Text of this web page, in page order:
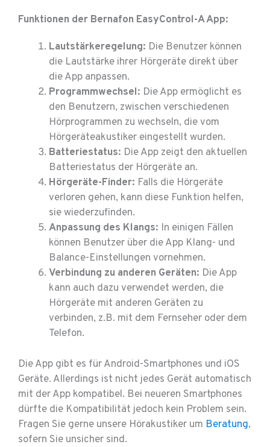
Funktionen der Bernafon EasyControl-A App:
Lautstärkeregelung: Die Benutzer können
die Lautstärke ihrer Hörgeräte direkt über
die App anpassen.
Programmwechsel: Die App ermöglicht es
den Benutzern, zwischen verschiedenen
Hörprogrammen zu wechseln, die vom
Hörgeräteakustiker eingestellt wurden.
Batteriestatus: Die App zeigt den aktuellen
Batteriestatus der Hörgeräte an.
Hörgeräte-Finder: Falls die Hörgeräte
verloren gehen, kann diese Funktion helfen,
sie wiederzufinden.
Anpassung des Klangs: In einigen Fällen
können Benutzer über die App Klang- und
Balance-Einstellungen vornehmen.
Verbindung zu anderen Geräten: Die App
kann auch dazu verwendet werden, die
Hörgeräte mit anderen Geräten zu
verbinden, z.B. mit dem Fernseher oder dem
Telefon.
Die App gibt es für Android-Smartphones und iOS
Geräte. Allerdings ist nicht jedes Gerät automatisch
mit der App kompatibel. Bei neueren Smartphones
dürfte die Kompatibilität jedoch kein Problem sein.
Fragen Sie gerne unsere Hörakustiker um Beratung,
sofern Sie unsicher sind.